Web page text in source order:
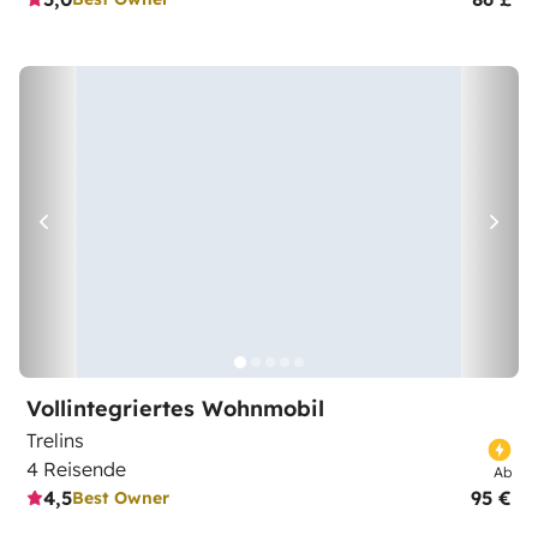
Vollintegriertes Wohnmobil
Trelins
4 Reisende
4,5Best Owner
Ab
95 €